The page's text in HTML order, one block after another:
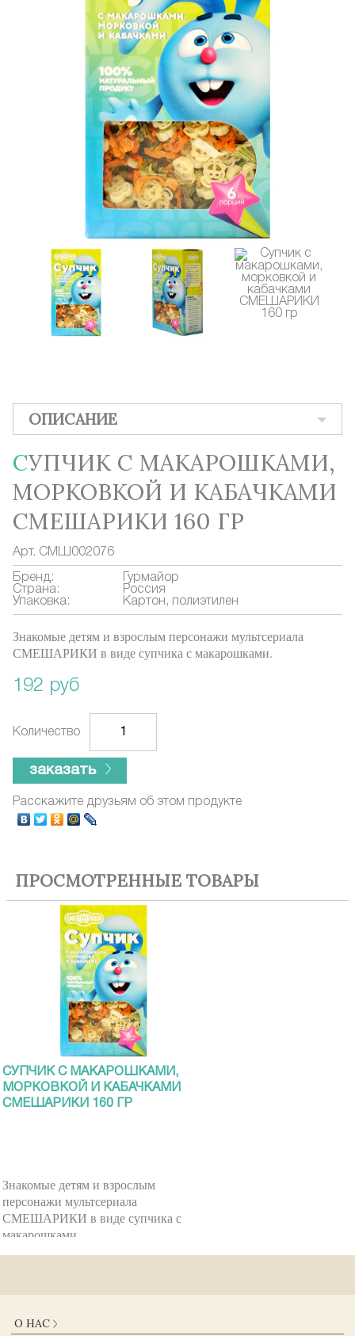
ОПИСАНИЕ
СУПЧИК С МАКАРОШКАМИ,
МОРКОВКОЙ И КАБАЧКАМИ
СМЕШАРИКИ 160 ГР
Арт. СМШ002076
Бренд:
Гурмайор
Страна:
Россия
Упаковка:
Картон, полиэтилен
Знакомые детям и взрослым персонажи мультсериала
СМЕШАРИКИ в виде супчика с макарошками.
192 руб
Количество
заказать
Расскажите друзьям об этом продукте
ПРОСМОТРЕННЫЕ ТОВАРЫ
СУПЧИК С МАКАРОШКАМИ,
МОРКОВКОЙ И КАБАЧКАМИ
СМЕШАРИКИ 160 ГР
Знакомые детям и взрослым
персонажи мультсериала
СМЕШАРИКИ в виде супчика с
макарошками.
192 руб Купить
О НАС